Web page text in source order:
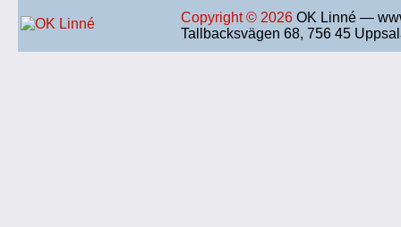
Copyright © 2026 OK Linné —
Tallbacksvägen 68, 756 45